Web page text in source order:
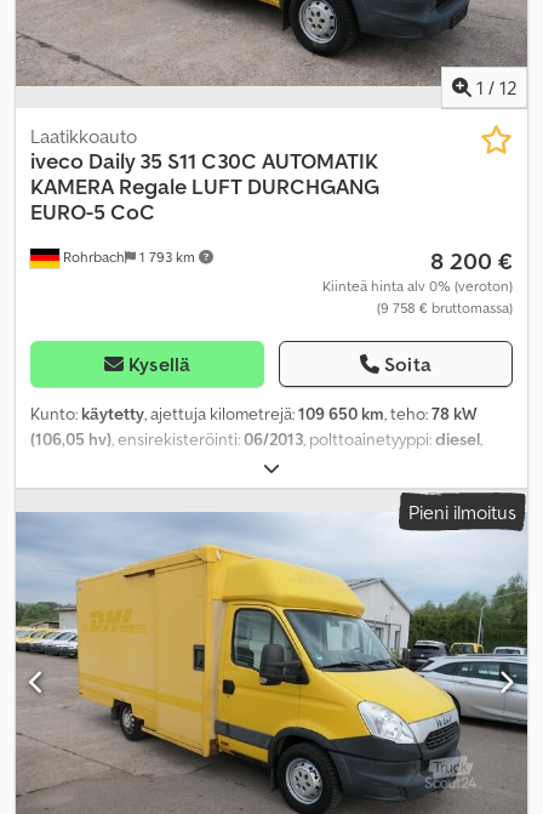
1 / 12
Rohrbach 1 793 km
Laatikkoauto
iveco Daily 35 S11 C30C AUTOMATIK
KAMERA Regale LUFT DURCHGANG
EURO-5 CoC
8 200 €
Kiinteä hinta alv 0% (veroton)
(9 758 € bruttomassa)
Kysellä Soita
Kunto: käytetty, ajettuja kilometrejä:109 650 km, teho:78 kW
(106,05 hv), ensirekisteröinti:06/2013, polttoainetyyppi:diesel,
, maksimi kuormauspaino:
kokonaispaino:3 500 kg, akselikokoonpano:4x2, akseliväli:3 750
mm, seuraava tarkastus (TÜV):05/2027 , polttoaine: diesel,
polttoaineenkulutus (kaupunkiajo):
polttoaineenkulutus (maantieajossa):7,3 l/100 km
polttoaineenkulutus:
7,9 l/100 km, väri:keltainen, ohjaamo:muu,
vaihteistotyyppi:
automaattinen, päästöluokka:Euro 5, jousitus:
muu, istuimien määrä: 2, kokonaispituus:6 849 mm, kuormatilan
pituus:4 300 mm , lastitilan leveys:2 000 mm, kuormatilan korkeus:
2 100 mm, Valmistusvuosi: 2013, rakennuskorkeus: 2 770 mm,
Varusteet:ABS, ajoneuvotietokone, immobilisointijärjestelmä,
keskuslukitus, noesuodatin,
Pieni ilmoitus